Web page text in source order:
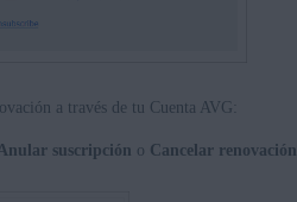
a través de tu Cuenta AVG:
suscripción o Cancelar renovación